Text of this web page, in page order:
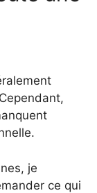
je
ce qui